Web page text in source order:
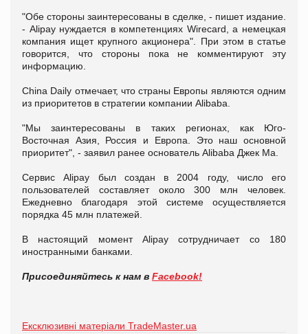
"Обе стороны заинтересованы в сделке, - пишет издание.
- Alipay нуждается в компетенциях Wirecard, а немецкая
компания ищет крупного акционера". При этом в статье
говорится, что стороны пока не комментируют эту
информацию.
China Daily отмечает, что страны Европы являются одним
из приоритетов в стратегии компании Alibaba.
"Мы заинтересованы в таких регионах, как Юго-
Восточная Азия, Россия и Европа. Это наш основной
приоритет", - заявил ранее основатель Alibaba Джек Ма.
Сервис Alipay был создан в 2004 году, число его
пользователей составляет около 300 млн человек.
Ежедневно благодаря этой системе осуществляется
порядка 45 млн платежей.
В настоящий момент Alipay сотрудничает со 180
иностранными банками.
Присоединяйтесь к нам в Facebook!
Ексклюзивні матеріали TradeMaster.ua